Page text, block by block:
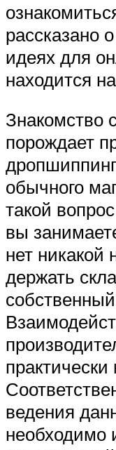
рассказано
идеях для
находится
Знакомство
порождает
обычного
такой
вы
нет никакой
держать
ведения
необходимо